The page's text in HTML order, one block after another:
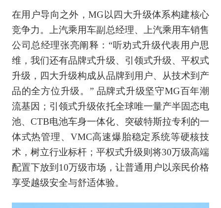
在用户导向之外，MG以四大升级体系构建核心
竞争力。上汽乘用车副总经理、上汽乘用车销售
公司总经理张亮阐释：“听劝式升级代表用户思
维，我们还有品牌式升级、引领式升级、平权式
升级，四大升级构成从品牌到用户、从技术到产
品的全方位升级。” 品牌式升级坚守MG百年潮
流基因；引领式升级依托全球唯一量产半固态电
池、CTB电池车身一体化、突破特斯拉专利的一
体式热管理、VMC高速爆胎稳定系统等硬核技
术，树立行业标杆；平权式升级则将30万级高端
配置下放到10万级市场，让普通用户以亲民价格
享受越级安全与舒适体验。